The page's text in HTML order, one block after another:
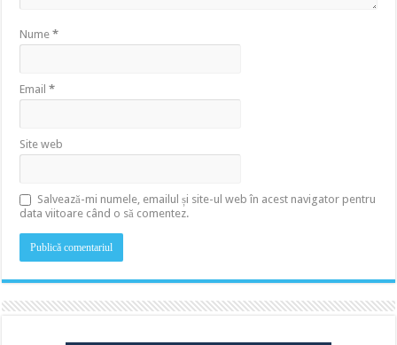
Nume*
Email*
Site web
Salvează-mi numele, emailul și site-ul web în acest navigator pentru
data viitoare când o să comentez.